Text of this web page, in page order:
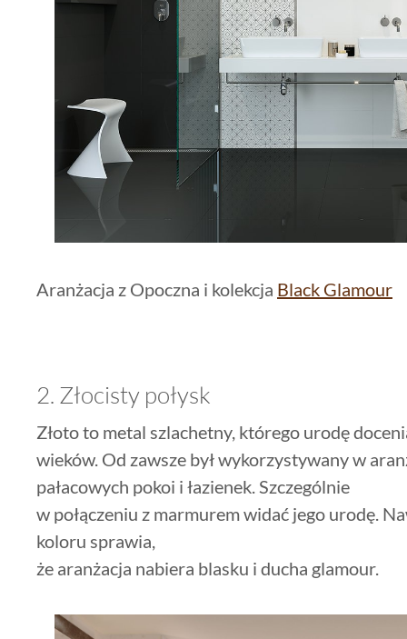
Aranżacja z Opoczna i kolekcja Black Glamour
2. Złocisty połysk
Złoto to metal szlachetny, którego urodę
wieków. Od zawsze był wykorzystywany w
pałacowych pokoi i łazienek. Szczególnie
w połączeniu z marmurem widać jego urodę.
koloru sprawia,
że aranżacja nabiera blasku i ducha glamour.